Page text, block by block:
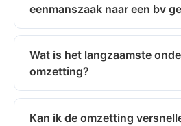
eenmanszaak naar een bv
Wat is het langzaamste
omzetting?
Kan ik de omzetting